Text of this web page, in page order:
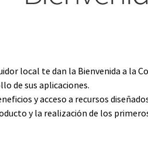
local te dan la Bienvenida a la
de sus aplicaciones.
y acceso a recursos
y la realización de los